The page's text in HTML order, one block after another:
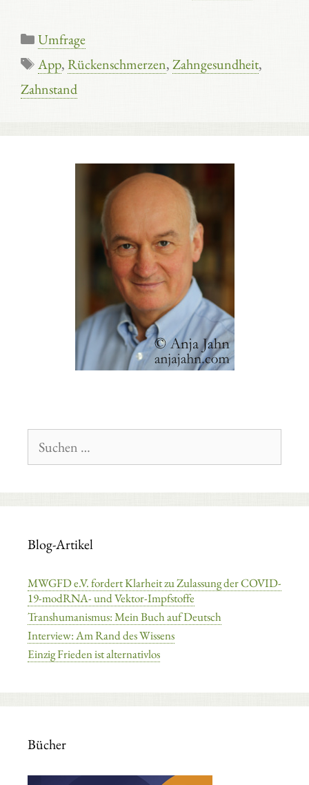
Kategorien
Umfrage
Schlagwörter
App,Rückenschmerzen,Zahngesundheit,
Zahnstand
nach:
Blog-Artikel
MWGFD e.V. fordert Klarheit zu Zulassung der COVID-
19-modRNA- und Vektor-Impfstoffe
Transhumanismus: Mein Buch auf Deutsch
Interview: Am Rand des Wissens
Einzig Frieden ist alternativlos
Bücher